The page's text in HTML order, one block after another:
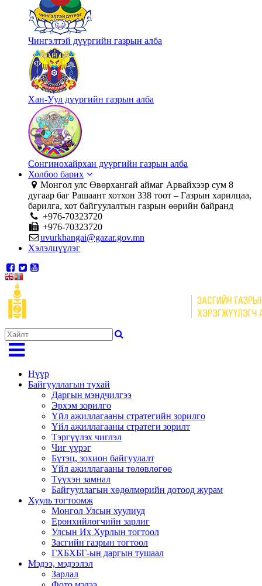
Чингэлтэй дүүргийн газрын алба
Хан-Уул дүүргийн газрын алба
Сонгинохайрхан дүүргийн газрын алба
Холбоо барих
Монгол улс Өвөрхангай аймаг Арвайхээр сум 8
дугаар баг Рашаант хотхон 338 тоот – Газрын харилцаа,
барилга, хот байгуулалтын газрын өөрийн байранд
+976-70323720
+976-70323720
uvurkhangai@gazar.gov.mn
Хэлэлцүүлэг
Нүүр
Байгууллагын тухай
Даргын мэндчилгээ
Эрхэм зорилго
Үйл ажиллагааны стратегийн зорилго
Үйл ажиллагааны стратеги зорилт
Тэргүүлэх чиглэл
Чиг үүрэг
Бүтэц, зохион байгуулалт
Үйл ажиллагааны төлөвлөгөө
Түүхэн замнал
Байгууллагын хөдөлмөрийн дотоод журам
Хууль тогтоомж
Монгол Улсын хуулиуд
Ерөнхийлөгчийн зарлиг
Улсын Их Хурлын тогтоол
Засгийн газрын тогтоол
ГХБХБГ-ын даргын тушаал
Мэдээ, мэдээлэл
Зарлал